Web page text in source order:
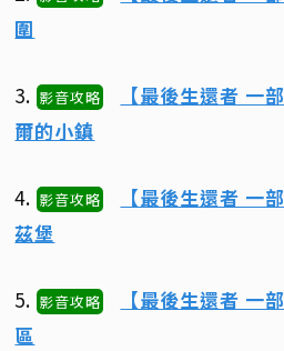
圍
3.影音攻略
【最後生還者 一
爾的小鎮
4.影音攻略
【最後生還者 一
茲堡
5.影音攻略
【最後生還者 一
區